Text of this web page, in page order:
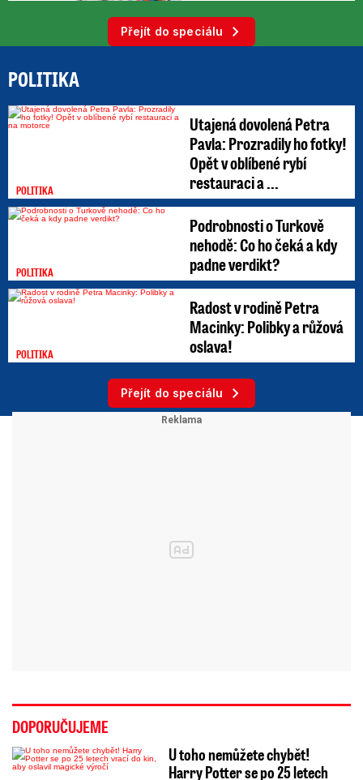
Přejít do speciálu
POLITIKA
POLITIKA
Utajená dovolená Petra
Pavla: Prozradily ho fotky!
Opět v oblíbené rybí
restauraci a ...
POLITIKA
Podrobnosti o Turkově
nehodě: Co ho čeká a kdy
padne verdikt?
POLITIKA
Radost v rodině Petra
Macinky: Polibky a růžová
oslava!
Přejít do speciálu
DOPORUČUJEME
U toho nemůžete chybět!
Harry Potter se po 25 letech